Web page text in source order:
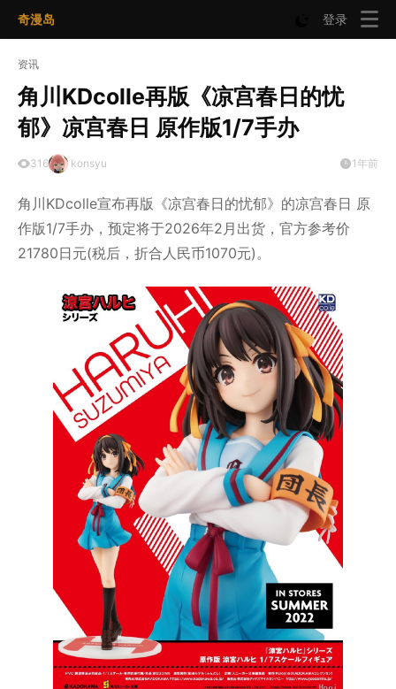
奇漫岛 登录
资讯
角川KDcolle再版《凉宫春日的忧
郁》凉宫春日 原作版1/7手办
316 konsyu 1年前
角川KDcolle宣布再版《凉宫春日的忧郁》的凉宫春日 原
作版1/7手办，预定将于2026年2月出货，官方参考价
21780日元(税后，折合人民币1070元)。